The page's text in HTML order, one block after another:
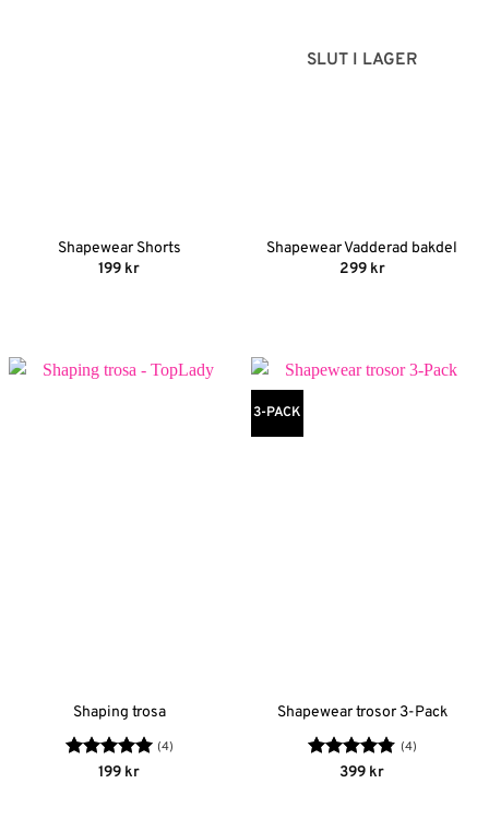
Shapewear Shorts
199 kr
SLUT I LAGER
Shapewear Vadderad bakdel
299 kr
Shaping trosa
Betygsatt5
(4)
199 kr
3-PACK
Shapewear trosor 3-Pack
Betygsatt
(4)
399 kr